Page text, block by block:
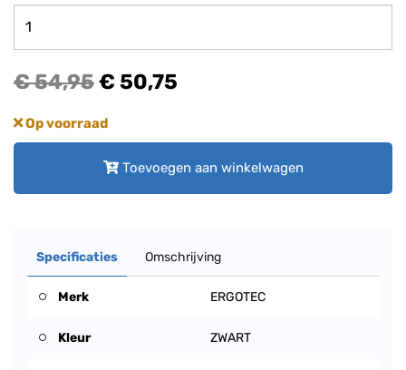
€ 54,95€ 50,75
Op voorraad
Toevoegen aan winkelwagen
Specificaties Omschrijving
Merk ERGOTEC
Kleur ZWART